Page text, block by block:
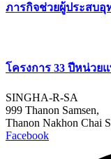
ภารกิจช่วยผู้ประสบอุ
โครงการ 33 ปีหน่วย
SINGHA-R-SA
999 Thanon Samsen,
Thanon Nakhon Chai
Facebook